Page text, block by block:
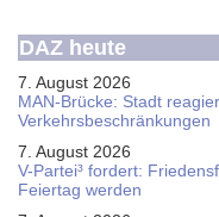
DAZ heute
7. August 2026
MAN-Brücke: Stadt
Verkehrsbeschränkungen
7. August 2026
V-Partei­³ fordert:
Feier­tag werden